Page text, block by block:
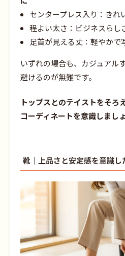
センタープレス入り：きれ
程よい太さ：ビジネスらし
足首が見える丈：軽やかで
いずれの場合も、カジュアル
避けるのが無難です。
トップスとのテイストをそろ
コーディネートを意識しましょ
靴｜上品さと安定感を意識し